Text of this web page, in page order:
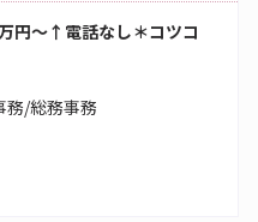
円～↑電話なし＊コツコ
務/総務事務